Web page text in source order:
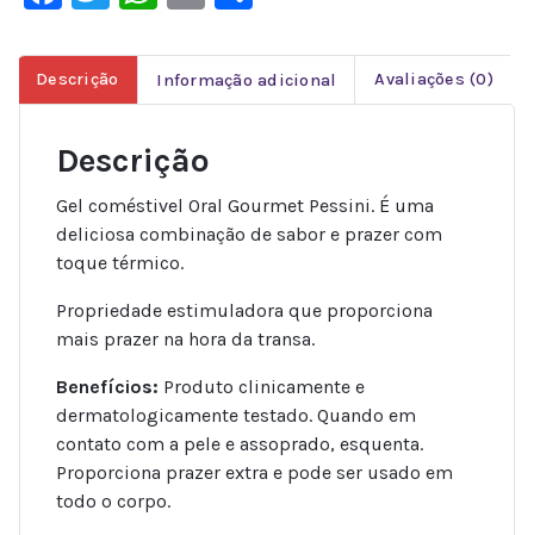
Descrição Informação adicional Avaliações (0)
Descrição
Gel coméstivel Oral Gourmet Pessini. É uma
deliciosa combinação de sabor e prazer com
toque térmico.
Propriedade estimuladora que proporciona
mais prazer na hora da transa.
Benefícios: Produto clinicamente e
dermatologicamente testado. Quando em
contato com a pele e assoprado, esquenta.
Proporciona prazer extra e pode ser usado em
todo o corpo.